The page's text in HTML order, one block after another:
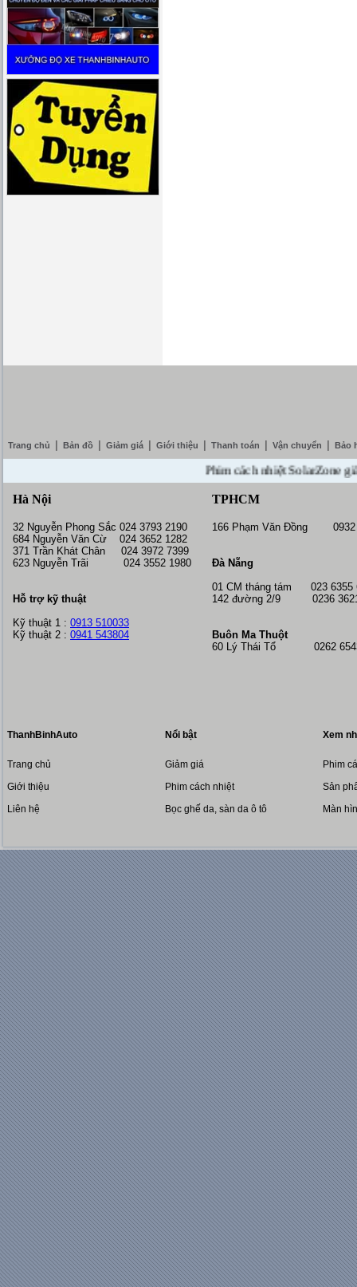
Trang chủ Bản đồ Giảm giá Giới thiệu Thanh toán Vận chuyển Bảo
Phim cách nhiệt SolarZone giảm
Hà Nội
32 Nguyễn Phong Sắc 024 3793 2190
684 Nguyễn Văn Cừ 024 3652 1282
371 Trần Khát Chân 024 3972 7399
623 Nguyễn Trãi 024 3552 1980
Hỗ trợ kỹ thuật
Kỹ thuật 1 : 0913 510033
Kỹ thuật 2 : 0941 543804
TPHCM
166 Phạm Văn Đồng 0932
Đà Nẵng
01 CM tháng tám 023 6355
142 đường 2/9 0236
Buôn Ma Thuột
60 Lý Thái Tổ 0262
ThanhBinhAuto
Trang chủ
Giới thiệu
Liên hệ
Nổi bật
Giảm giá
Phim cách nhiệt
Bọc ghế da, sàn da ô tô
Xem
Phim
Sản
Màn